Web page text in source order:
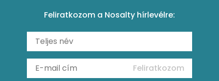
Carbonara
Shakshuka
Ratatouille
Mexikói húsleves kukorica salsával
Almás-kéksajtos kukoricasaláta
Köretek
Reggeli receptek
Feliratkozom a Nosalty hírlevélre:
Feliratkozom